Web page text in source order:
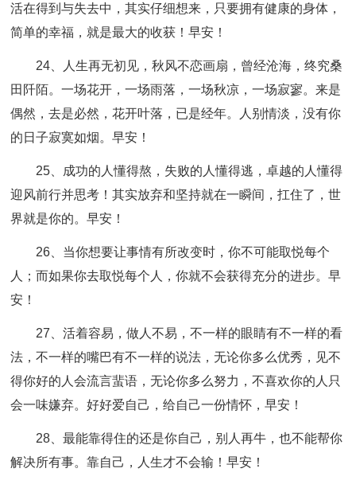
活在得到与失去中，其实仔细想来，只要拥有健康的身体，
简单的幸福，就是最大的收获！早安！
24、人生再无初见，秋风不恋画扇，曾经沧海，终究桑
田阡陌。一场花开，一场雨落，一场秋凉，一场寂寥。来是
偶然，去是必然，花开叶落，已是经年。人别情淡，没有你
的日子寂寞如烟。早安！
25、成功的人懂得熬，失败的人懂得逃，卓越的人懂得
迎风前行并思考！其实放弃和坚持就在一瞬间，扛住了，世
界就是你的。早安！
26、当你想要让事情有所改变时，你不可能取悦每个
人；而如果你去取悦每个人，你就不会获得充分的进步。早
安！
27、活着容易，做人不易，不一样的眼睛有不一样的看
法，不一样的嘴巴有不一样的说法，无论你多么优秀，见不
得你好的人会流言蜚语，无论你多么努力，不喜欢你的人只
会一味嫌弃。好好爱自己，给自己一份情怀，早安！
28、最能靠得住的还是你自己，别人再牛，也不能帮你
解决所有事。靠自己，人生才不会输！早安！